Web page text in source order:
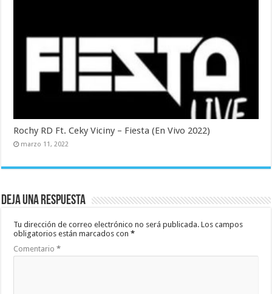
Rochy RD Ft. Ceky Viciny – Fiesta (En Vivo 2022)
marzo 11, 2022
Deja una respuesta
Tu dirección de correo electrónico no será publicada. Los campos
obligatorios están marcados con*
Comentario*